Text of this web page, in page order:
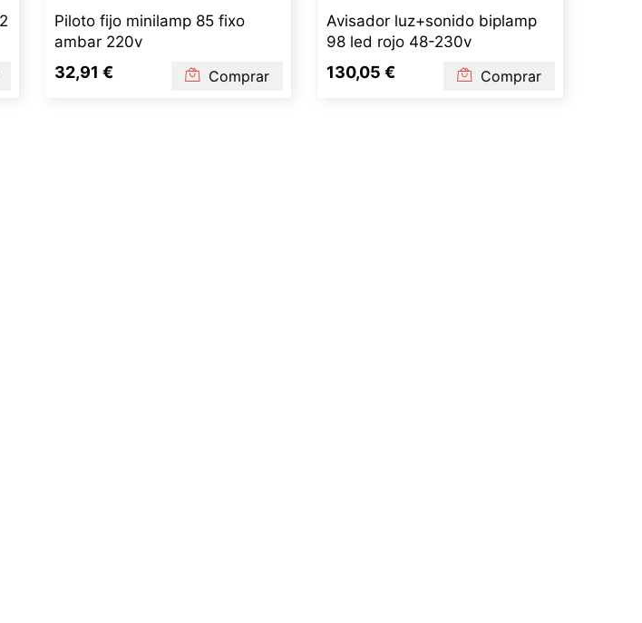
Piloto fijo minilamp 85 fixo
ambar 220v
32,91 € Comprar
Avisador luz+sonido biplamp
98 led rojo 48-230v
130,05 € Comprar